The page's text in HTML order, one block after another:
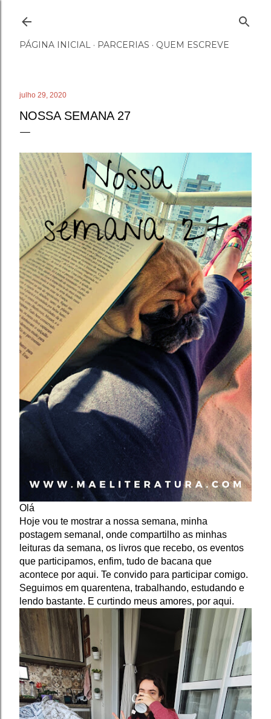
PÁGINA INICIAL PARCERIAS QUEM ESCREVE
julho 29, 2020
NOSSA SEMANA 27
Olá
Hoje vou te mostrar a nossa semana, minha
postagem semanal, onde compartilho as minhas
leituras da semana, os livros que recebo, os eventos
que participamos, enfim, tudo de bacana que
acontece por aqui. Te convido para participar comigo.
Seguimos em quarentena, trabalhando, estudando e
lendo bastante. E curtindo meus amores, por aqui.